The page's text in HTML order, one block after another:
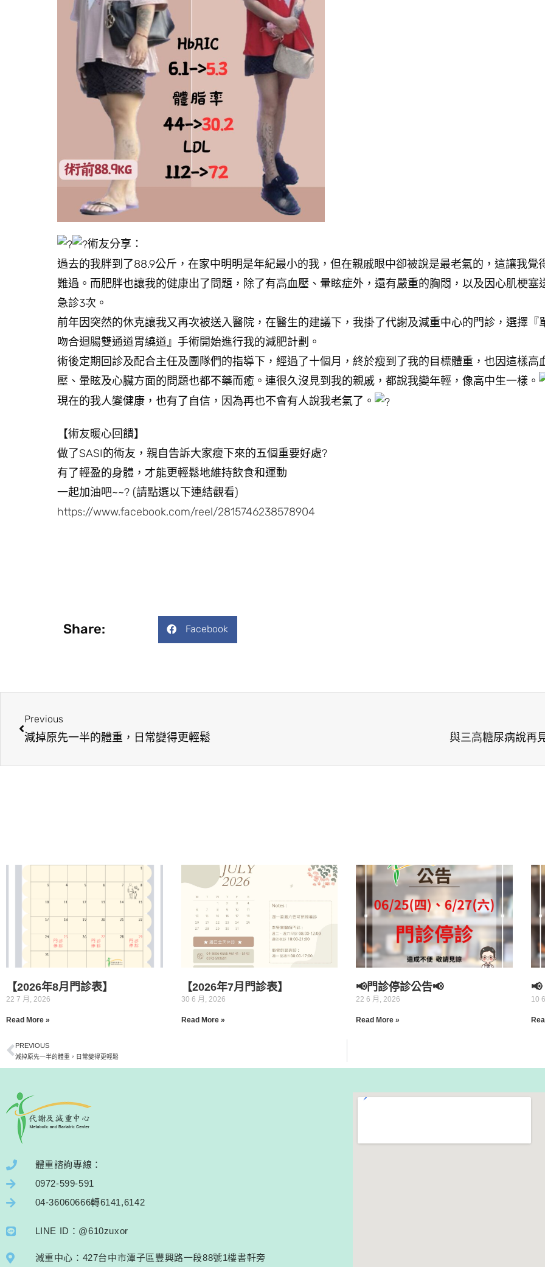
術友分享：
過去的我胖到了88.9公斤，在家中明明是年紀最小的我，但在親戚眼中卻被說是最老氣的，這讓我覺
難過。而肥胖也讓我的健康出了問題，除了有高血壓、暈眩症外，還有嚴重的胸悶，以及因心肌梗塞
急診3次。
前年因突然的休克讓我又再次被送入醫院，在醫生的建議下，我掛了代謝及減重中心的門診，選擇『
吻合迴腸雙通道胃繞道』手術開始進行我的減肥計劃。
術後定期回診及配合主任及團隊們的指導下，經過了十個月，終於瘦到了我的目標體重，也因這樣高
壓、暈眩及心臟方面的問題也都不藥而癒。連很久沒見到我的親戚，都說我變年輕，像高中生一樣。
現在的我人變健康，也有了自信，因為再也不會有人說我老氣了。
【術友暖心回饋】
做了SASI的術友，親自告訴大家瘦下來的五個重要好處?
有了輕盈的身體，才能更輕鬆地維持飲食和運動
一起加油吧~~? (請點選以下連結觀看)
https://www.facebook.com/reel/2815746238578904
Share: Facebook
Previous
減掉原先一半的體重，日常變得更輕鬆 與三高糖尿病說再
【2026年8月門診表】
22 7 月, 2026
Read More »
【2026年7月門診表】
30 6 月, 2026
Read More »
📢門診停診公告📢
22 6 月, 2026
Read More »
📢
10
PREVIOUS
減掉原先一半的體重，日常變得更輕鬆
體重諮詢專線：
0972-599-591
04-36060666轉6141,6142
LINE ID：@610zuxor
減重中心：427台中市潭子區豐興路一段88號1樓書軒旁